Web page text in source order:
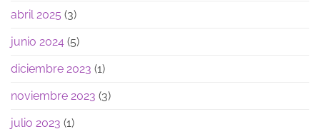
abril 2025 (3)
junio 2024 (5)
diciembre 2023 (1)
noviembre 2023 (3)
julio 2023 (1)